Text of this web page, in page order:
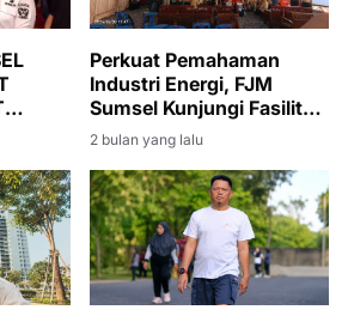
JAGA
Perkuat Pemahaman
Industri Energi, FJM
Sumsel Kunjungi Fasilitas
Produksi Migas di Muara
2 bulan yang lalu